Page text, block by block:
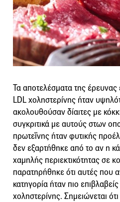
Τα αποτελέσματα της έρευνας
LDL χοληστερίνης ήταν
ακολουθούσαν δίαιτες με
συγκριτικά με αυτούς στων
πρωτεΐνης ήταν φυτικής
δεν εξαρτήθηκε από το αν η
χαμηλής περιεκτικότητας σε
παρατηρήθηκε ότι αυτές που
κατηγορία ήταν πιο
χοληστερίνης. Σημειώνεται